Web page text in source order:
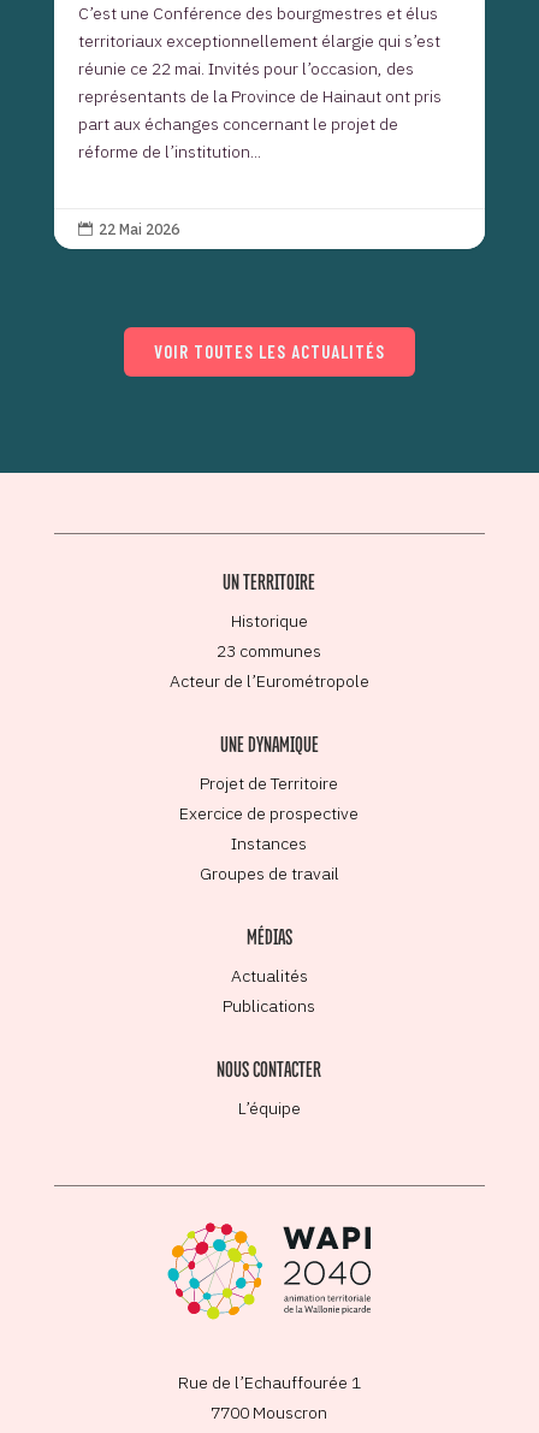
C’est une Conférence des bourgmestres et élus
territoriaux exceptionnellement élargie qui s’est
réunie ce 22 mai. Invités pour l’occasion, des
représentants de la Province de Hainaut ont pris
part aux échanges concernant le projet de
réforme de l’institution...
 22 Mai 2026
VOIR TOUTES LES ACTUALITÉS
UN TERRITOIRE
Historique
23 communes
Acteur de l’Eurométropole
UNE DYNAMIQUE
Projet de Territoire
Exercice de prospective
Instances
Groupes de travail
MÉDIAS
Actualités
Publications
NOUS CONTACTER
L’équipe
Rue de l’Echauffourée 1
7700 Mouscron